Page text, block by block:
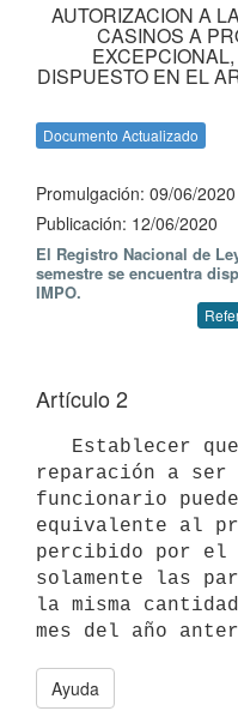
AUTORIZACION A
CASINOS A
DISPUESTO EN EL
Documento Actualizado
Promulgación: 09/06/2020
Publicación: 12/06/2020
El Registro Nacional de
semestre se encuentra
IMPO.
Artículo 2
reparación a ser
funcionario
equivalente al
percibido por el
solamente las
la misma
Ayuda